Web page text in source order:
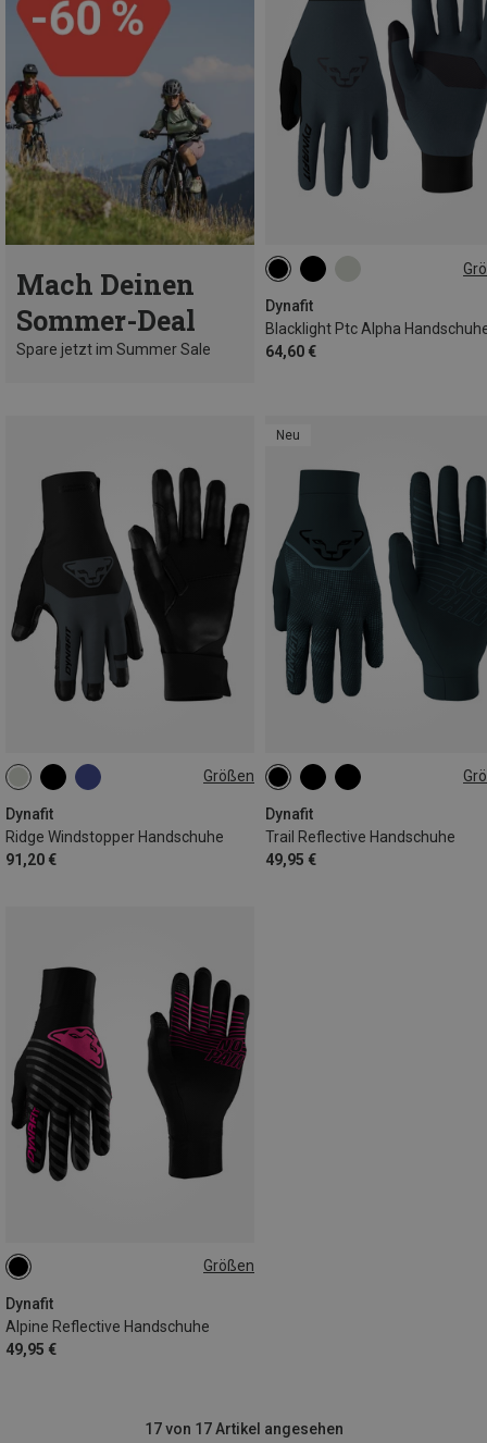
Mach Deinen
Sommer-Deal
Spare jetzt im Summer Sale
Dynafit
Blacklight Ptc Alpha
64,60 €
XS S
Größen
Dynafit
Ridge Windstopper Handschuhe
91,20 €
XS S M
Neu
Dynafit
Trail Reflective Handschuhe
49,95 €
XS S M
Größen
Dynafit
Alpine Reflective Handschuhe
49,95 €
L
17 von 17 Artikel angesehen